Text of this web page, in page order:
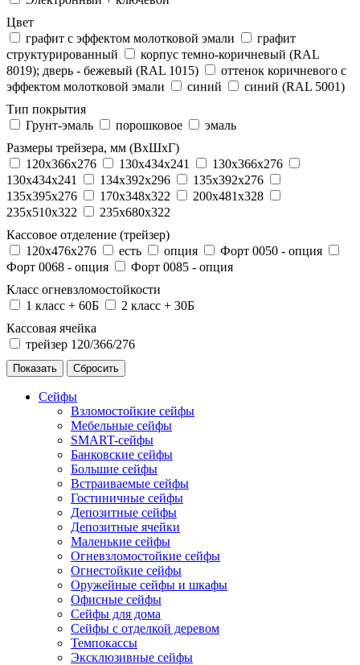
Цвет
графит с эффектом молотковой эмали
графит
структурированный
корпус темно-коричневый (RAL
8019); дверь - бежевый (RAL 1015)
оттенок коричневого с
эффектом молотковой эмали
синий
синий (RAL 5001)
Тип покрытия
Грунт-эмаль
порошковое
эмаль
Размеры трейзера, мм (ВхШхГ)
120x366x276
130x434x241
130х366х276
130х434х241
134x392x296
135x392x276
135x395x276
170x348x322
200x481x328
235x510x322
235x680x322
Кассовое отделение (трейзер)
120х476х276
есть опция
Форт 0050 - опция
Форт 0068 - опция
Форт 0085 - опция
Класс огневзломостойкости
1 класс + 60Б
2 класс + 30Б
Кассовая ячейка
трейзер 120/366/276
Сейфы
Взломостойкие сейфы
Мебельные сейфы
SMART-сейфы
Банковские сейфы
Большие сейфы
Встраиваемые сейфы
Гостиничные сейфы
Депозитные сейфы
Депозитные ячейки
Маленькие сейфы
Огневзломостойкие сейфы
Огнестойкие сейфы
Оружейные сейфы и шкафы
Офисные сейфы
Сейфы для дома
Сейфы с отделкой деревом
Темпокассы
Эксклюзивные сейфы